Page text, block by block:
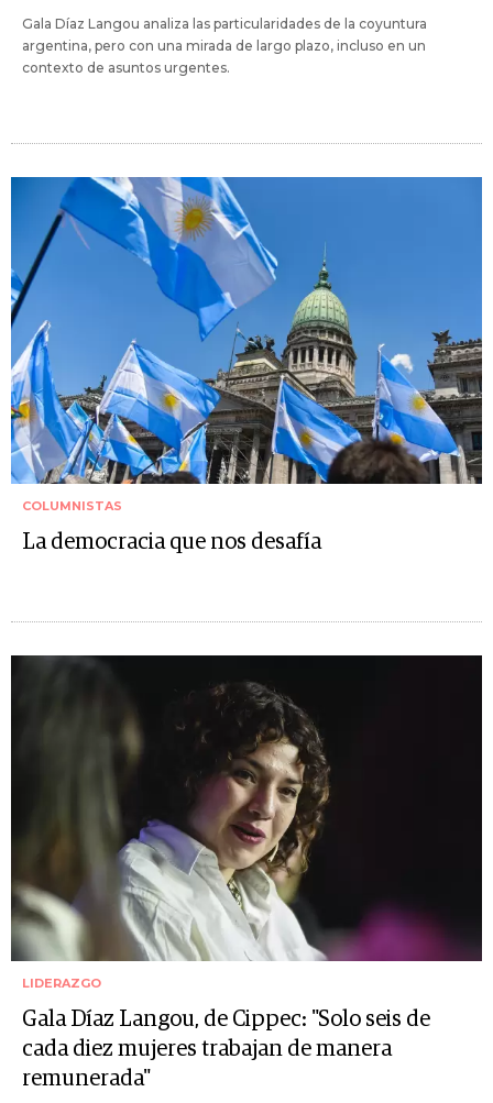
Gala Díaz Langou analiza las particularidades de la coyuntura
argentina, pero con una mirada de largo plazo, incluso en un
contexto de asuntos urgentes.
COLUMNISTAS
La democracia que nos desafía
LIDERAZGO
Gala Díaz Langou, de Cippec: "Solo seis de
cada diez mujeres trabajan de manera
remunerada"